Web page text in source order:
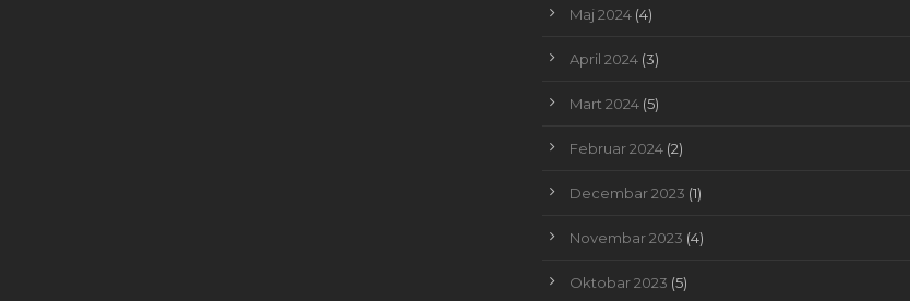
Maj 2024(4)
April 2024(3)
Mart 2024(5)
Februar 2024(2)
Decembar 2023 (1)
Novembar 2023 (4)
Oktobar 2023 (5)